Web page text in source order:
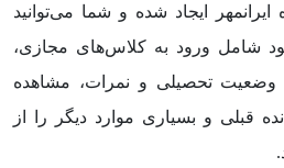
ایجاد شده و شما می‌توانید
شامل ورود به کلاس‌های مجازی،
وضعیت تحصیلی و نمرات، مشاهده
قبلی و بسیاری موارد دیگر را از